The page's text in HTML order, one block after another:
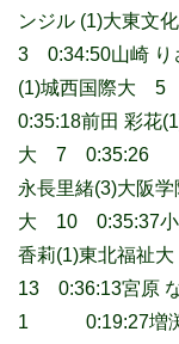
ンジル (1)大東
3 0:34:50山崎 り
(1)城西国際大 5
0:35:18前田 彩花
大 7 0:35:26
永長里緒(3)大阪
大 10 0:35:37小
香莉(1)東北福祉
13 0:36:13宮原
1 0:19:27増渕